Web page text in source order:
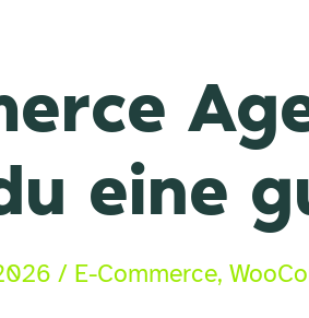
eine
/ E-Commerce,